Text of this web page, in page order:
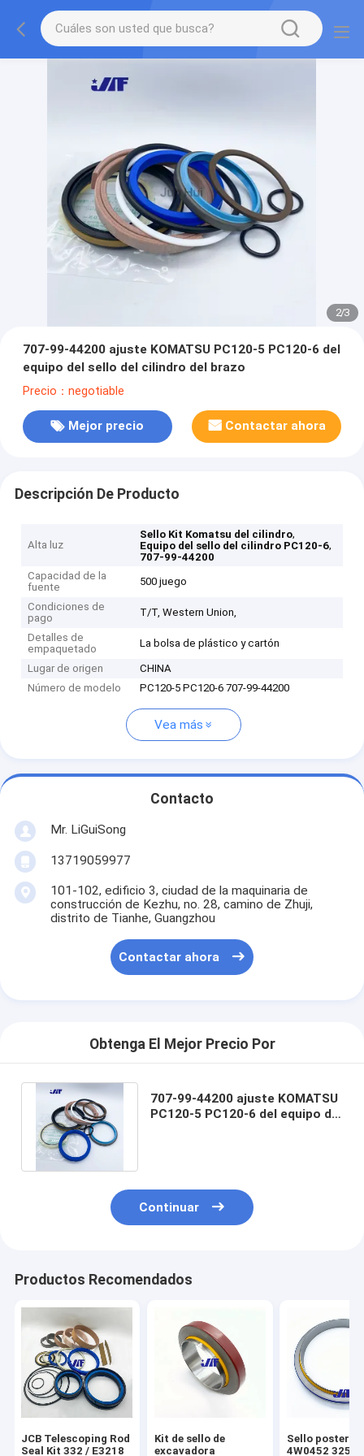
2/3
707-99-44200 ajuste KOMATSU PC120-5 PC120-6 del
equipo del sello del cilindro del brazo
Precio：negotiable
Mejor precio Contactar ahora
Descripción De Producto
Alta luz
Sello Kit Komatsu del cilindro,
Equipo del sello del cilindro PC120-6,
707-99-44200
Capacidad de la
fuente
500 juego
Condiciones de
pago
T/T, Western Union,
Detalles de
empaquetado
La bolsa de plástico y cartón
Lugar de origen
CHINA
Número de modelo
PC120-5 PC120-6 707-99-44200
Vea más
Contacto
Mr. LiGuiSong
13719059977
101-102, edificio 3, ciudad de la maquinaria de
construcción de Kezhu, no. 28, camino de Zhuji,
distrito de Tianhe, Guangzhou
Contactar ahora
Obtenga El Mejor Precio Por
707-99-44200 ajuste KOMATSU
PC120-5 PC120-6 del equipo del
Continuar
Productos Recomendados
JCB Telescoping Rod
Seal Kit 332 / E3218
Kit de sello de
excavadora
Sello posterior
4W0452